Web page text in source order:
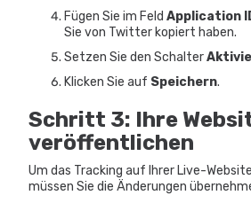
Fügen Sie im Feld Application
Sie von Twitter kopiert haben.
Setzen Sie den Schalter
Klicken Sie auf Speichern.
Schritt 3: Ihre
veröffentlichen
Um das Tracking auf Ihrer Live-
müssen Sie die Änderungen